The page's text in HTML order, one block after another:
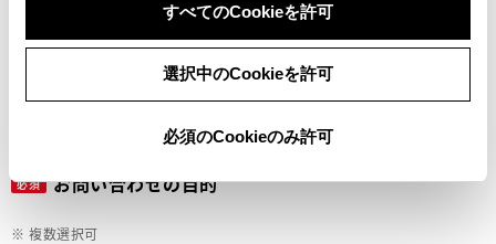
すべてのCookieを許可
選択中のCookieを許可
必須のCookieのみ許可
メールアドレス
必須 お問い合わせの目的
※ 複数選択可